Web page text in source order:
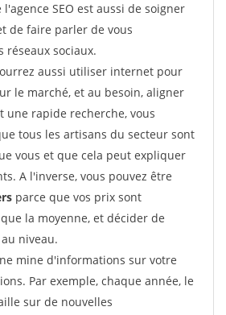
SEO est aussi de soigner
de faire parler de vous
réseaux sociaux.
aussi utiliser internet pour
le marché, et au besoin, aligner
une rapide recherche, vous
tous les artisans du secteur sont
vous et que cela peut expliquer
A l'inverse, vous pouvez être
parce que vos prix sont
la moyenne, et décider de
niveau.
mine d'informations sur votre
Par exemple, chaque année, le
sur de nouvelles